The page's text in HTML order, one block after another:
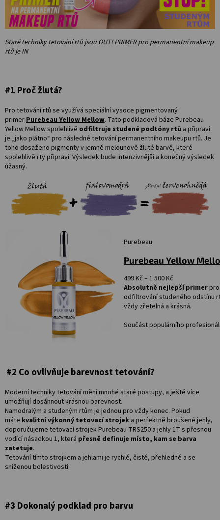
Salony
Přihlášení
Staré techniky tetování rtů jsou OUT! PRIMER pro permanentní makeup
rtů je IN
#1 Proč žlutá?
Pro tetování rtů se využívá speciální vysoce pigmentovaný
primer Purebeau Yellow Mellow. Tato podkladová báze Purebeau
Yellow Mellow spolehlivě odfiltruje studené podtóny rtů a připraví
je „jako plátno“ pro následné tetování permanentního makeupu rtů. Je
toho dosaženo pigmenty v jemně melounově žluté barvě, které
spolehlivě rty připraví. Výsledek bude intenzivnější a konečný výsledek
úžasný.
Purebeau
Purebeau Yellow
499Kč – 1 500Kč
Absolutně nejlepší primer
odfiltrování studeného odstínu
vždy zřetelná a krásná.
Součást populárního
#2 Co ovlivňuje barevnost tetování?
Moderní techniky tetování mění mnohé staré postupy, a ještě více
umožňují dosáhnout krásnou barevnost.
Namodralým a studeným rtům je jednou pro vždy konec. Pokud
máte kvalitní výkonný tetovací strojek a perfektně broušené jehly,
doporučujeme tetovací strojek Purebeau TRS250 a jehly 1T s přesnou
vodící násadkou 1, která přesně definuje místo, kam se barva
zatetuje.
Tetování tímto strojkem a jehlami je rychlé, čisté, přehledné a se
sníženou bolestivostí.
#3 Dokonalý podklad pro barvu